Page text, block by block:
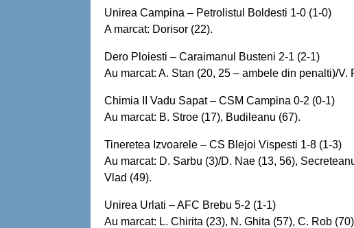
Unirea Campina – Petrolistul Boldesti 1-0 (1-0)
A marcat: Dorisor (22).
Dero Ploiesti – Caraimanul Busteni 2-1 (2-1)
Au marcat: A. Stan (20, 25 – ambele din penalti)/V.
Chimia II Vadu Sapat – CSM Campina 0-2 (0-1)
Au marcat: B. Stroe (17), Budileanu (67).
Tineretea Izvoarele – CS Blejoi Vispesti 1-8 (1-3)
Au marcat: D. Sarbu (3)/D. Nae (13, 56),
Vlad (49).
Unirea Urlati – AFC Brebu 5-2 (1-1)
Au marcat: L. Chirita (23), N. Ghita (57), C. Rob